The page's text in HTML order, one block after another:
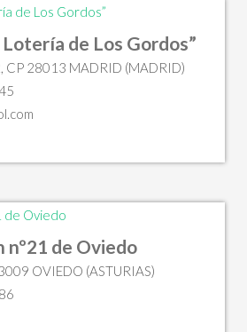
de Los Gordos”
CP 28013 MADRID (MADRID)
de Oviedo
OVIEDO (ASTURIAS)